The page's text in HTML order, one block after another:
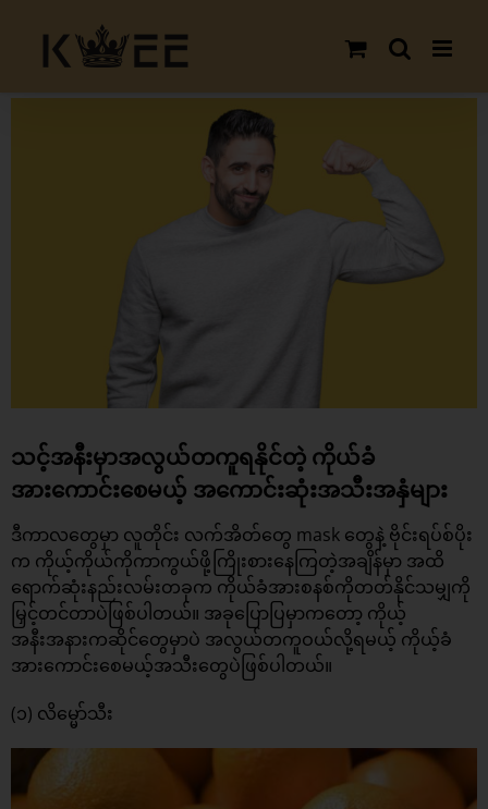
content
သင့်အနီးမှာအလွယ်တကူရနိုင်တဲ့ ကိုယ်ခံ
အားကောင်းစေမယ့် အကောင်းဆုံးအသီးအနှံများ
ဒီကာလတွေမှာ လူတိုင်း လက်အိတ်တွေ mask တွေနဲ့ ဗိုင်းရပ်စ်ပိုး
က ကိုယ့်ကိုယ်ကိုကာကွယ်ဖို့ကြိုးစားနေကြတဲ့အချိန်မှာ အထိ
ရောက်ဆုံးနည်းလမ်းတခုက ကိုယ်ခံအားစနစ်ကိုတတ်နိုင်သမျှကို
မြှင့်တင်တာပဲဖြစ်ပါတယ်။ အခုပြောပြမှာကတော့ ကိုယ့်
အနီးအနားကဆိုင်တွေမှာပဲ အလွယ်တကူဝယ်လို့ရမယ့် ကိုယ့်ခံ
အားကောင်းစေမယ့်အသီးတွေပဲဖြစ်ပါတယ်။
(၁) လိမ္မော်သီး